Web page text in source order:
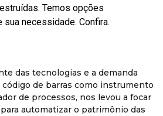
Temos opções
necessidade. Confira.
das tecnologias e a demanda
de barras como instrumento
de processos, nos levou a focar
automatizar o patrimônio das